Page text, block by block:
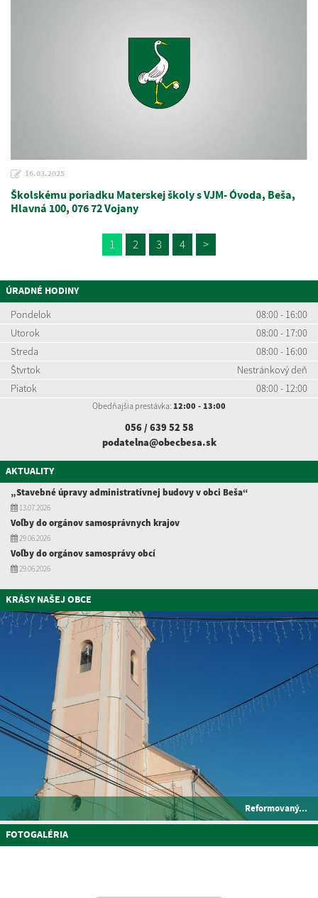
16.03.2025
Školskému poriadku Materskej školy s VJM- Óvoda, Beša,
Hlavná 100, 076 72 Vojany
1 2 3 4 >
ÚRADNÉ HODINY
Pondelok
08:00 - 16:00
Utorok
08:00 - 17:00
Streda
08:00 - 16:00
Štvrtok
Nestránkový deň
Piatok
08:00 - 12:00
Obedňajšia prestávka: 12:00 - 13:00
056 / 639 52 58
podatelna@obecbesa.sk
AKTUALITY
„Stavebné úpravy administratívnej budovy v obci Beša“
13.07.2026
Voľby do orgánov samosprávnych krajov
29.06.2026
Voľby do orgánov samosprávy obcí
29.06.2026
KRÁSY NAŠEJ OBCE
Reformovaný...
FOTOGALÉRIA